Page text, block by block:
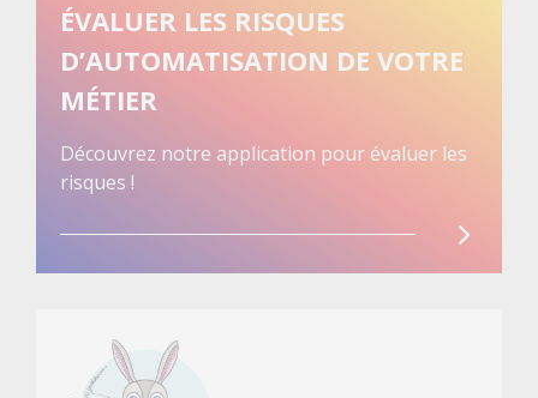
ÉVALUER LES RISQUES
D’AUTOMATISATION DE VOTRE
MÉTIER
Découvrez notre application pour évaluer les
risques !